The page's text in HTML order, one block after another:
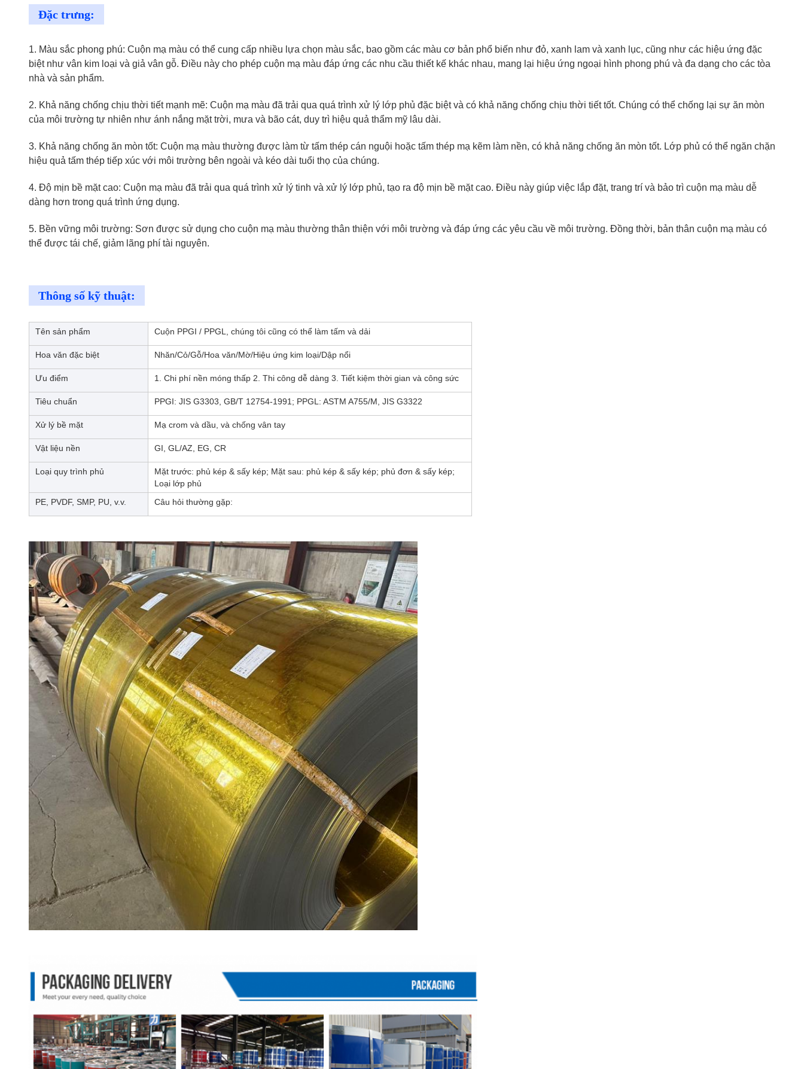
Đặc trưng:
1. Màu sắc phong phú: Cuộn mạ màu có thể cung cấp nhiều lựa chọn màu sắc, bao gồm các màu cơ bản phổ biến như đỏ, xanh lam và xanh lục, cũng như các hiệu ứng đặc
biệt như vân kim loại và giả vân gỗ. Điều này cho phép cuộn mạ màu đáp ứng các nhu cầu thiết kế khác nhau, mang lại hiệu ứng ngoại hình phong phú và đa dạng cho các tòa
nhà và sản phẩm.
2. Khả năng chống chịu thời tiết mạnh mẽ: Cuộn mạ màu đã trải qua quá trình xử lý lớp phủ đặc biệt và có khả năng chống chịu thời tiết tốt. Chúng có thể chống lại sự ăn mòn
của môi trường tự nhiên như ánh nắng mặt trời, mưa và bão cát, duy trì hiệu quả thẩm mỹ lâu dài.
3. Khả năng chống ăn mòn tốt: Cuộn mạ màu thường được làm từ tấm thép cán nguội hoặc tấm thép mạ kẽm làm nền, có khả năng chống ăn mòn tốt. Lớp phủ có thể ngăn chặn
hiệu quả tấm thép tiếp xúc với môi trường bên ngoài và kéo dài tuổi thọ của chúng.
4. Độ mịn bề mặt cao: Cuộn mạ màu đã trải qua quá trình xử lý tinh và xử lý lớp phủ, tạo ra độ mịn bề mặt cao. Điều này giúp việc lắp đặt, trang trí và bảo trì cuộn mạ màu dễ
dàng hơn trong quá trình ứng dụng.
5. Bền vững môi trường: Sơn được sử dụng cho cuộn mạ màu thường thân thiện với môi trường và đáp ứng các yêu cầu về môi trường. Đồng thời, bản thân cuộn mạ màu có
thể được tái chế, giảm lãng phí tài nguyên.
Thông số kỹ thuật:
Tên sản phẩm Cuộn PPGI / PPGL, chúng tôi cũng có thể làm tấm và dải
Hoa văn đặc biệt Nhăn/Cỏ/Gỗ/Hoa văn/Mờ/Hiệu ứng kim loại/Dập nổi
Ưu điểm 1. Chi phí nền móng thấp 2. Thi công dễ dàng 3. Tiết kiệm thời gian và công sức
Tiêu chuẩn PPGI: JIS G3303, GB/T 12754-1991; PPGL: ASTM A755/M, JIS G3322
Xử lý bề mặt Mạ crom và dầu, và chống vân tay
Vật liệu nền GI, GL/AZ, EG, CR
Loại quy trình phủ
Mặt trước: phủ kép & sấy kép; Mặt sau: phủ kép & sấy kép; phủ đơn & sấy kép;
Loại lớp phủ
PE, PVDF, SMP, PU, v.v.
Câu hỏi thường gặp: